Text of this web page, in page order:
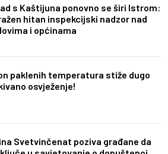
s Kaštijuna ponovno se širi Istrom:
hitan inspekcijski nadzor nad
i općinama
paklenih temperatura stiže dugo
osvježenje!
Svetvinčenat poziva građane da